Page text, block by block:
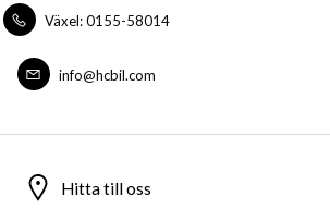
Växel: 0155-58014
info@hcbil.com
Hitta till oss